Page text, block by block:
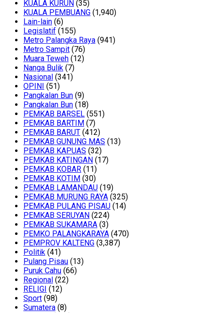
KUALA KURUN (35)
KUALA PEMBUANG (1,940)
Lain-lain (6)
Legislatif (155)
Metro Palangka Raya (941)
Metro Sampit (76)
Muara Teweh (12)
Nanga Bulik (7)
Nasional (341)
OPINI (51)
Pangkalan Bun (9)
Pangkalan Bun (18)
PEMKAB BARSEL (551)
PEMKAB BARTIM (7)
PEMKAB BARUT (412)
PEMKAB GUNUNG MAS (13)
PEMKAB KAPUAS (32)
PEMKAB KATINGAN (17)
PEMKAB KOBAR (11)
PEMKAB KOTIM (30)
PEMKAB LAMANDAU (19)
PEMKAB MURUNG RAYA (325)
PEMKAB PULANG PISAU (14)
PEMKAB SERUYAN (224)
PEMKAB SUKAMARA (3)
PEMKO PALANGKARAYA (470)
PEMPROV KALTENG (3,387)
Politik (41)
Pulang Pisau (13)
Puruk Cahu (66)
Regional (22)
RELIGI (12)
Sport (98)
Sumatera (8)